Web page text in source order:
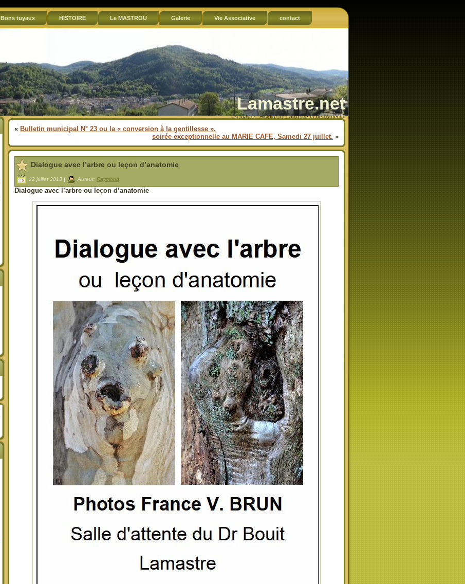
Bons tuyaux HISTOIRE Le MASTROU Galerie Vie Associative contact
Lamastre.net
Actualités, Histoire de Lamastre et de l'Ardèche
« Bulletin municipal N° 23 ou la « conversion à la gentillesse ».
soirée exceptionnelle au MARIE CAFE, Samedi 27 juillet. »
Dialogue avec l’arbre ou leçon d’anatomie
22 juillet 2013 | Auteur: Raymond
Dialogue avec l’arbre ou leçon d’anatomie